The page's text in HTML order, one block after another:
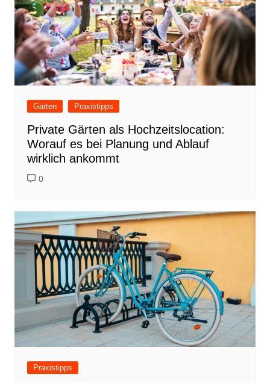
Garten Praxistipps
Private Gärten als Hochzeitslocation:
Worauf es bei Planung und Ablauf
wirklich ankommt
0
Praxistipps